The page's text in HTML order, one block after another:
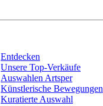
Entdecken
Unsere Top-Verkäufe
Auswahlen Artsper
Künstlerische Bewegungen
Kuratierte Auswahl